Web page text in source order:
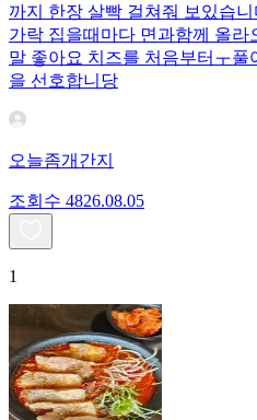
까지 한장 살빡 걸쳐줘 보있습
가락 집을때마다 면과함께 올라
말 좋아요 치즈를 처음부터ㅜ
을 선호합니당
오늘좀개간지
조회수 4826.08.05
1